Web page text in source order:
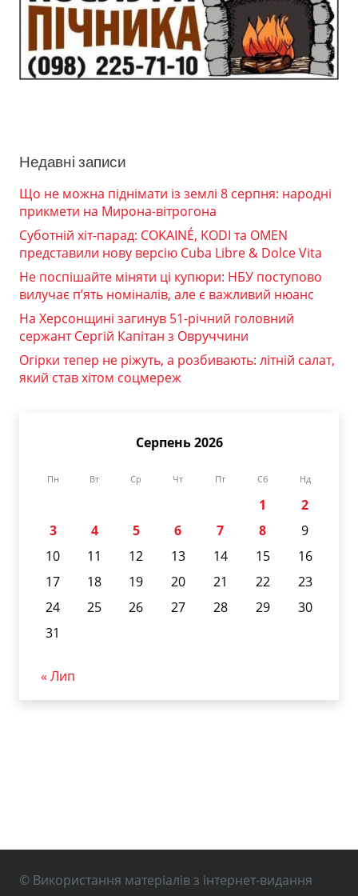
Недавні записи
Що не можна піднімати із землі 8 серпня: народні
прикмети на Мирона-вітрогона
Суботній хіт-парад: COKAINÉ, KODI та OMEN
представили нову версію Cuba Libre & Dolce Vita
Не поспішайте міняти ці купюри: НБУ поступово
вилучає п’ять номіналів, але є важливий нюанс
На Херсонщині загинув 51-річний головний
сержант Сергій Капітан з Овруччини
Огірки тепер не ріжуть, а розбивають: літній салат,
який став хітом соцмереж
Серпень 2026
Пн Вт Ср Чт Пт Сб Нд
1
2
3
4 5 6 7 8
9
10
11 12 13 14 15
16
17
18 19 20 21 22
23
24
25 26 27 28 29
30
31
« Лип
© Використання матеріалів з інтернет-видання